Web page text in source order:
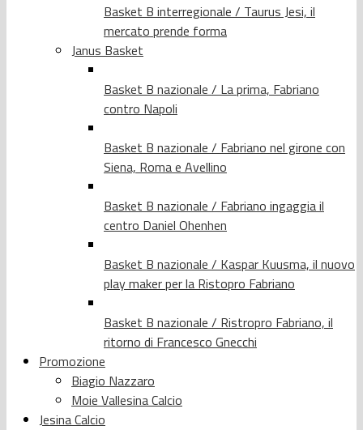
Basket B interregionale / Taurus Jesi, il
mercato prende forma
Janus Basket
Basket B nazionale / La prima, Fabriano
contro Napoli
Basket B nazionale / Fabriano nel girone con
Siena, Roma e Avellino
Basket B nazionale / Fabriano ingaggia il
centro Daniel Ohenhen
Basket B nazionale / Kaspar Kuusma, il nuovo
play maker per la Ristopro Fabriano
Basket B nazionale / Ristropro Fabriano, il
ritorno di Francesco Gnecchi
Promozione
Biagio Nazzaro
Moie Vallesina Calcio
Jesina Calcio